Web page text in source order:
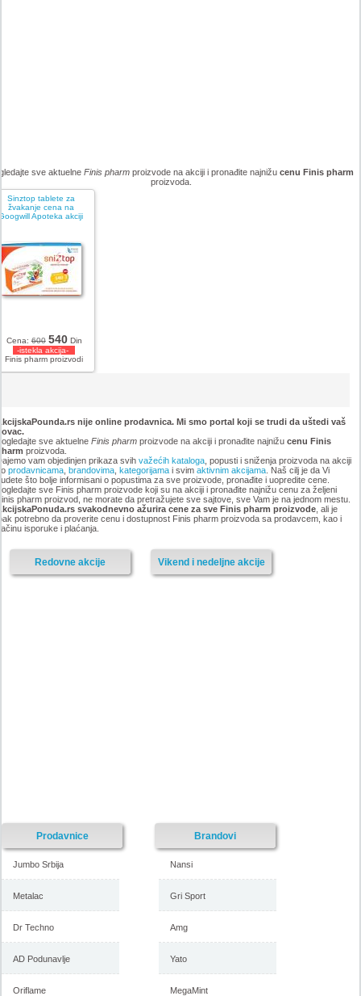
sve aktuelneFinis pharm proizvode na akciji i pronađite najnižucenu Finis pharm
proizvoda.
Sinztop tablete za
žvakanje cena na
Apoteka akciji
Cena:600 540Din
-istekla akcija-
Finis pharm proizvodi
nije online prodavnica. Mi smo portal koji se trudi da uštedi vaš
sve aktuelne Finis pharmproizvode na akciji i pronađite najnižu cenu Finis
proizvoda.
vam objedinjen prikaza svih važećih kataloga, popusti i sniženja proizvoda na akciji
prodavnicama, brandovima, kategorijamai svim aktivnim akcijama. Naš cilj je da Vi
što bolje informisani o popustima za sve proizvode, pronađite i uopredite cene.
sve Finis pharm proizvode koji su na akciji i pronađite najnižu cenu za željeni
pharm proizvod, ne morate da pretražujete sve sajtove, sve Vam je na jednom mestu.
svakodnevno ažurira cene za sve Finis pharm proizvode, ali je
potrebno da proverite cenu i dostupnost Finis pharm proizvoda sa prodavcem, kao i
isporuke i plaćanja.
Vikend i nedeljne akcije
Redovne akcije
Prodavnice
Jumbo Srbija
Metalac
Dr Techno
AD Podunavlje
Oriflame
Brandovi
Nansi
Gri Sport
Amg
Yato
MegaMint